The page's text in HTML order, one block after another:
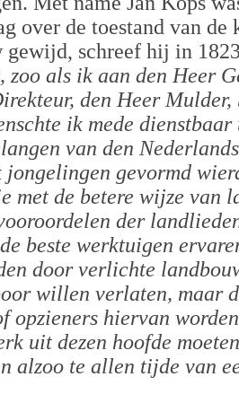
over de toestand van
gewijd, schreef hij in
zoo als ik aan den Heer
den Heer
ik mede
van den
jongelingen gevormd
met de betere wijze van
der
beste werktuigen
door verlichte
willen verlaten, maar
opzieners hiervan
uit dezen hoofde
alzoo te allen tijde van